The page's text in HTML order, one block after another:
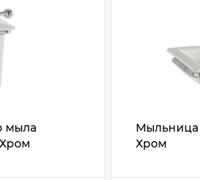
мыла
Мыльница
Хром